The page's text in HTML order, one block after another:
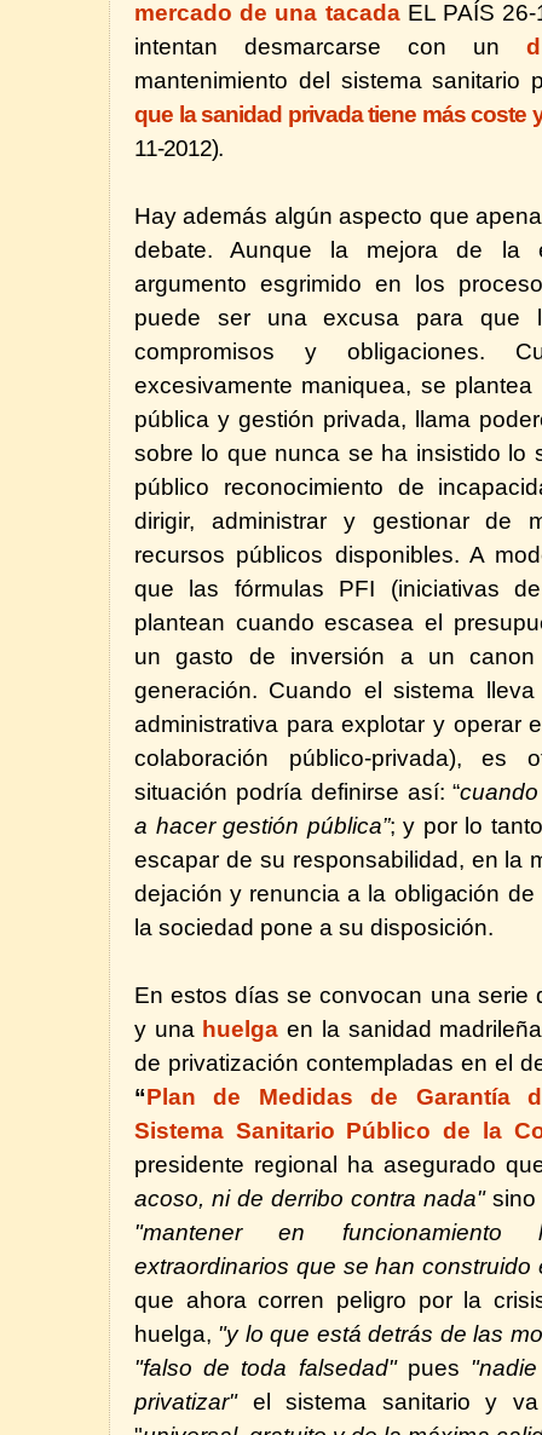
mercado de una tacada EL PAÍS
intentan desmarcarse con un
mantenimiento del sistema sanitario
que la sanidad privada tiene más coste
11-2012).
Hay además algún aspecto que
debate. Aunque la mejora de la
argumento esgrimido en los
puede ser una excusa para que
compromisos y obligaciones.
excesivamente maniquea, se
pública y gestión privada, llama
sobre lo que nunca se ha insistido lo
público reconocimiento de
dirigir, administrar y gestionar de
recursos públicos disponibles. A
que las fórmulas PFI (iniciativas
plantean cuando escasea el
un gasto de inversión a un
generación. Cuando el sistema
administrativa para explotar y operar
colaboración público-privada),
situación podría definirse así: “
a hacer gestión pública”; y por lo
escapar de su responsabilidad, en la
dejación y renuncia a la obligación
la sociedad pone a su disposición.
En estos días se convocan una serie
y una huelga en la sanidad
de privatización contempladas en el
“Plan de Medidas de Garantía
Sistema Sanitario Público de la
presidente regional ha asegurado
acoso, ni de derribo contra nada"sino
"mantener en funcionamiento
extraordinarios que se han
que ahora corren peligro por la
huelga, "y lo que está detrás de las
"falso de toda falsedad"pues
privatizar" el sistema sanitario y